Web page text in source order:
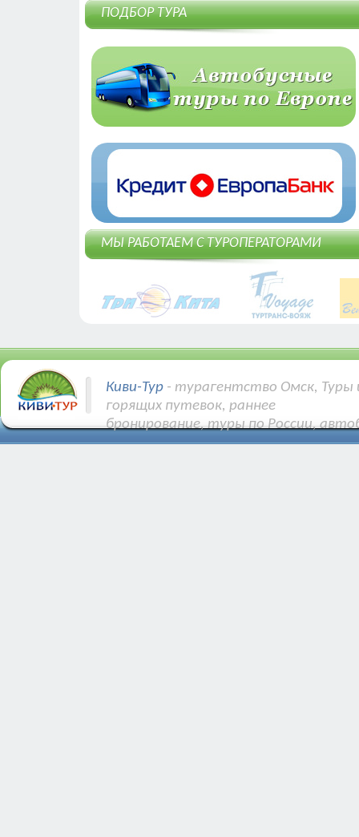
ПОДБОР ТУРА
МЫ РАБОТАЕМ С ТУРОПЕРАТОРАМИ
Киви-Тур - турагентство Омск, Туры
горящих путевок, раннее
бронирование, туры по России,
Купить Авиа и ЖД билеты.